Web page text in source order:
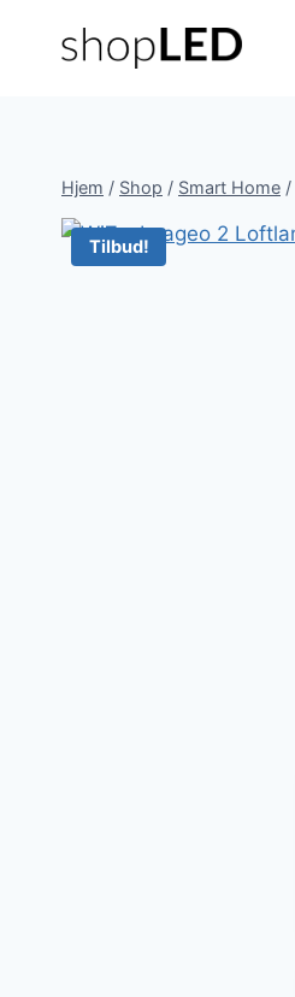
Hjem / Shop / Smart Home /
Tilbud!